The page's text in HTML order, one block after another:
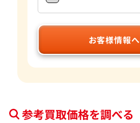
お客様情報へ
参考買取価格を調べる